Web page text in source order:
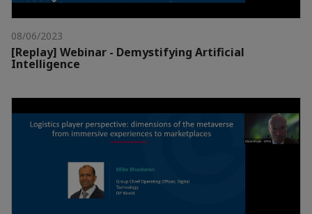
08/06/2023
[Replay] Webinar - Demystifying Artificial
Intelligence